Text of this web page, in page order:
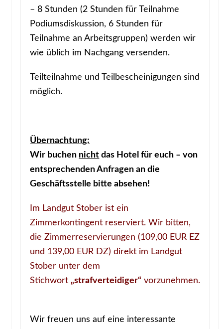
– 8 Stunden (2 Stunden für Teilnahme
Podiumsdiskussion, 6 Stunden für
Teilnahme an Arbeitsgruppen) werden wir
wie üblich im Nachgang versenden.
Teilteilnahme und Teilbescheinigungen sind
möglich.
Übernachtung:
Wir buchen nicht das Hotel für euch –von
entsprechenden Anfragen an die
Geschäftsstelle bitte absehen!
Im Landgut Stober ist ein
Zimmerkontingent reserviert. Wir bitten,
die Zimmerreservierungen (109,00 EUR EZ
und 139,00 EUR DZ) direkt im Landgut
Stober unter dem
Stichwort„strafverteidiger“ vorzunehmen.
Wir freuen uns auf eine interessante